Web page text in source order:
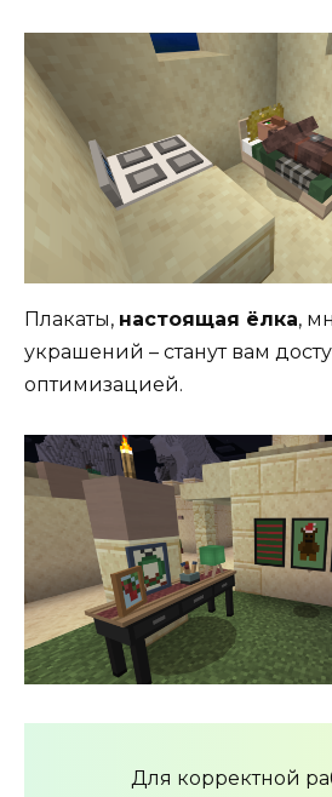
Плакаты, настоящая ёлка,
украшений – станут вам
оптимизацией.
Для корректной